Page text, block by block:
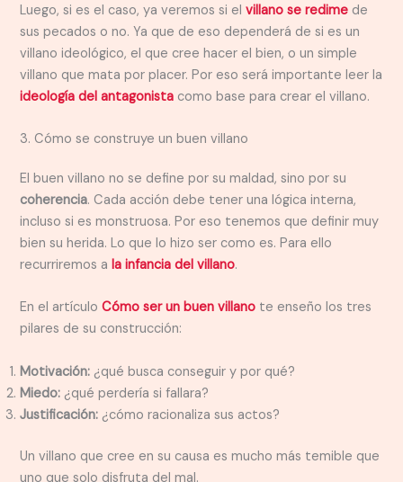
Luego, si es el caso, ya veremos si elvillano se redime de
sus pecados o no. Ya que de eso dependerá de si es un
villano ideológico, el que cree hacer el bien, o un simple
villano que mata por placer. Por eso será importante leer la
ideología del antagonista como base para crear el villano.
3. Cómo se construye un buen villano
El buen villano no se define por su maldad, sino por su
coherencia. Cada acción debe tener una lógica interna,
incluso si es monstruosa. Por eso tenemos que definir muy
bien su herida. Lo que lo hizo ser como es. Para ello
recurriremos ala infancia del villano.
En el artículoCómo ser un buen villano te enseño los tres
pilares de su construcción:
Motivación: ¿qué busca conseguir y por qué?
Miedo: ¿qué perdería si fallara?
Justificación: ¿cómo racionaliza sus actos?
Un villano que cree en su causa es mucho más temible que
uno que solo disfruta del mal.